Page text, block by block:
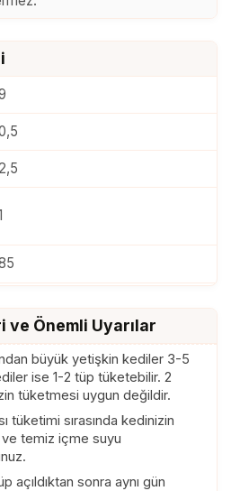
Deiyonize Su.
(Somon eti %30, Tavuk eti
Ksantan Gum, Tapiyoka
Yumurta, Deiyonize Su.
Balıklı:
(Ton Balığı %30, Tavuk eti
Ksantan Gum, Tapiyoka
Yumurta, Deiyonize Su.
Ciğerli:
Ksantan Gum, Tapiyoka
Yumurta, Deiyonize Su.
(Karides eti %30, Tavuk eti
Ksantan Gum, Tapiyoka
Yumurta, Deiyonize Su.
Etli:Et ve hayvansal
(Kuzu eti %30, Tavuk eti
Ksantan Gum, Tapiyoka
Yumurta, Deiyonize Su.
ve Önemli Uyarılar
büyük yetişkin kediler 3-5
ise 1-2 tüp tüketebilir. 2
tüketmesi uygun değildir.
tüketimi sırasında kedinizin
ve temiz içme suyu
açıldıktan sonra aynı gün